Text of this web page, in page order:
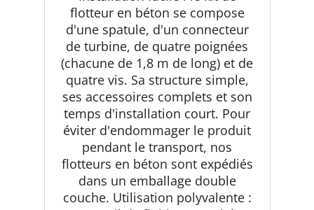
flotteur en béton se compose
d'une spatule, d'un connecteur
de turbine, de quatre poignées
(chacune de 1,8 m de long) et de
quatre vis. Sa structure simple,
ses accessoires complets et son
temps d'installation court. Pour
éviter d'endommager le produit
pendant le transport, nos
flotteurs en béton sont expédiés
dans un emballage double
couche. Utilisation polyvalente :